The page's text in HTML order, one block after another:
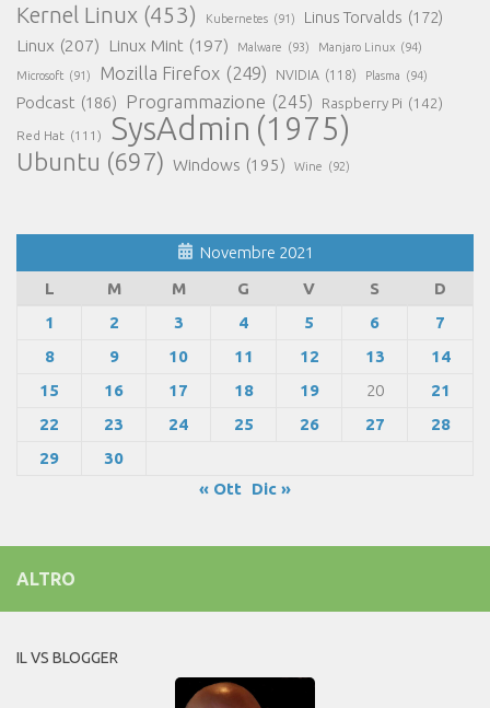
Kernel Linux (453) Kubernetes (91) Linus Torvalds (172)
Linux (207) Linux Mint (197) Malware (93) Manjaro Linux (94)
Microsoft (91) Mozilla Firefox (249) NVIDIA (118) Plasma (94)
Podcast (186) Programmazione (245) Raspberry Pi (142)
Red Hat (111) SysAdmin (1975)
Ubuntu (697) Windows (195) Wine (92)
Novembre 2021
L
M M G V S
D
1
2 3 4 5 6
7
8
9 10 11 12 13
14
15
16 17 18 19 20
21
22
23 24 25 26 27
28
29
30
« Ott
Dic »
ALTRO
IL VS BLOGGER